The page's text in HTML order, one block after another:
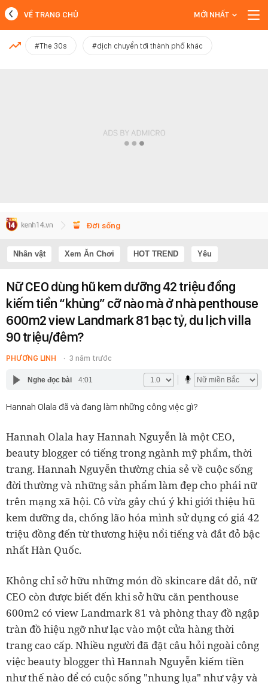
MỚI NHẤT
VỀ TRANG CHỦ MỚI NHẤT
#The 30s #dịch chuyển tới thành phố khác
Đời sống
Nhân vật Xem Ăn Chơi HOT TREND Yêu
Nữ CEO dùng hũ kem dưỡng 42 triệu đồng
kiếm tiền “khủng” cỡ nào mà ở nhà penthouse
600m2 view Landmark 81 bạc tỷ, du lịch villa
90 triệu/đêm?
PHƯƠNG LINH 3 năm trước
Nghe đọc bài 4:01
Hannah Olala đã và đang làm những công việc gì?
beauty blogger có tiếng trong ngành mỹ phẩm, thời
trang. Hannah Nguyễn thường chia sẻ về cuộc sống
đời thường và những sản phẩm làm đẹp cho phái nữ
trên mạng xã hội. Cô vừa gây chú ý khi giới thiệu hũ
kem dưỡng da, chống lão hóa mình sử dụng có giá 42
triệu đồng đến từ thương hiệu nổi tiếng và đắt đỏ bậc
CEO còn được biết đến khi sở hữu căn penthouse
600m2 có view Landmark 81 và phòng thay đồ ngập
tràn đồ hiệu ngỡ như lạc vào một cửa hàng thời
trang cao cấp. Nhiều người đã đặt câu hỏi ngoài công
việc beauty blogger thì Hannah Nguyễn kiếm tiền
như thế nào để có cuộc sống "nhung lụa" như vậy và